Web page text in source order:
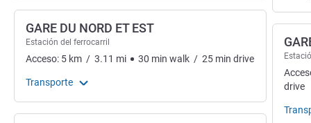
GARE DU NORD ET EST
Estación del ferrocarril
Acceso: 5 km / 3.11 mi 30 min walk / 25 min drive
Transporte
drive